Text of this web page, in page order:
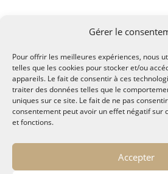
Gérer le
Pour offrir les meilleures expériences, nous
telles que les cookies pour stocker et/ou
appareils. Le fait de consentir à ces
traiter des données telles que le
uniques sur ce site. Le fait de ne pas
consentement peut avoir un effet négatif sur
et fonctions.
Accepter
© MALTAE, Mémoire A Lire,
2025